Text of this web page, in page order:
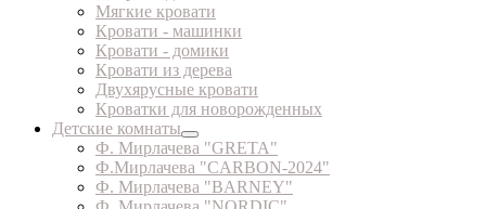
Мягкие кровати
Кровати - машинки
Кровати - домики
Кровати из дерева
Двухярусные кровати
Кроватки для новорожденных
Детские комнаты
Ф. Мирлачева "GRETA"
Ф.Мирлачева "CARBON-2024"
Ф. Мирлачева "BARNEY"